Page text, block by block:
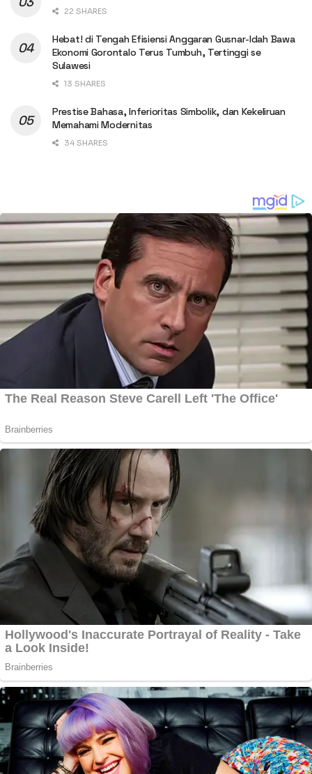
22 SHARES
Hebat! di Tengah Efisiensi Anggaran Gusnar-Idah Bawa
Ekonomi Gorontalo Terus Tumbuh, Tertinggi se
Sulawesi
13 SHARES
Prestise Bahasa, Inferioritas Simbolik, dan Kekeliruan
Memahami Modernitas
34 SHARES